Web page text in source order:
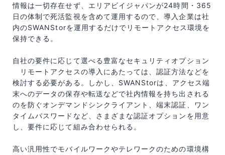
情報は一切存在せず、エリアビイジャパンが24時間・365
日の体制で死活監視を含めて運用するので、導入企業は社
内のSWANStorを運用するだけでリモートアクセス環境を
保持できる。
自社の要件に応じて選べる豊富なセキュリティオプション
リモートアクセスの導入にあたっては、認証方法などを
検討する必要がある。しかし、SWANStorは、アクセス端
末へのデータの保存や転送などで社内情報を持ち出される
のを防ぐオンデマンドシンクライアント、端末認証、ワン
タイムパスワードなど、さまざまな認証オプションを用意
し、要件に応じて組み合わせられる。
高い汎用性でモバイルワークやテレワークのための環境構